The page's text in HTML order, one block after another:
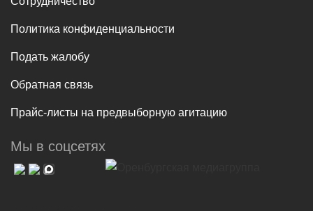
Политика конфиденциальности
Подать жалобу
Обратная связь
Прайс-листы на предвыборную агитацию
Мы в соцсетях